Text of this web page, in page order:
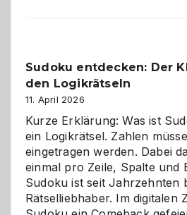
Sudoku entdecken: Der
den Logikrätseln
11. April 2026
Kurze Erklärung: Was ist
ein Logikrätsel. Zahlen
eingetragen werden. Dabei
einmal pro Zeile, Spalte und
Sudoku ist seit Jahrzehnten
Rätselliebhaber. Im digitalen